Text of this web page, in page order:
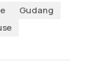
Gudang